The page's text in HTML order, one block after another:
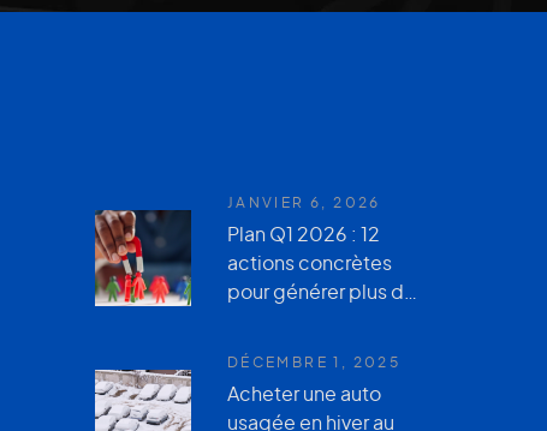
JANVIER 6, 2026
Plan Q1 2026 : 12
actions concrètes
pour générer plus de
le GVO, votre site
AutoUsagée.ca
DÉCEMBRE 1, 2025
Acheter une auto
usagée en hiver au